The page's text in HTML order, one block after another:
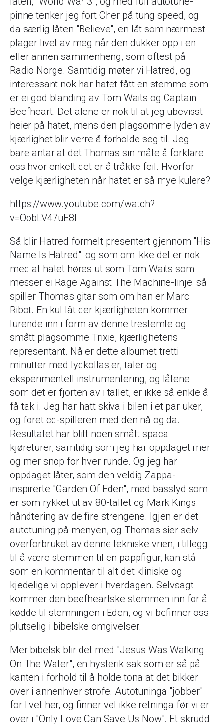
pinne tenker jeg fort Cher på tung speed, og
da særlig låten "Believe", en låt som nærmest
plager livet av meg når den dukker opp i en
eller annen sammenheng, som oftest på
Radio Norge. Samtidig møter vi Hatred, og
interessant nok har hatet fått en stemme som
er ei god blanding av Tom Waits og Captain
Beefheart. Det alene er nok til at jeg ubevisst
heier på hatet, mens den plagsomme lyden av
kjærlighet blir verre å forholde seg til. Jeg
bare antar at det Thomas sin måte å forklare
oss hvor enkelt det er å tråkke feil. Hvorfor
velge kjærligheten når hatet er så mye kulere?
https://www.youtube.com/watch?
v=OobLV47uE8I
Så blir Hatred formelt presentert gjennom "His
Name Is Hatred", og som om ikke det er nok
med at hatet høres ut som Tom Waits som
messer ei Rage Against The Machine-linje, så
spiller Thomas gitar som om han er Marc
Ribot. En kul låt der kjærligheten kommer
lurende inn i form av denne trestemte og
smått plagsomme Trixie, kjærlighetens
representant. Nå er dette albumet tretti
minutter med lydkollasjer, taler og
eksperimentell instrumentering, og låtene
som det er fjorten av i tallet, er ikke så enkle å
få tak i. Jeg har hatt skiva i bilen i et par uker,
og foret cd-spilleren med den nå og da.
Resultatet har blitt noen smått spaca
kjøreturer, samtidig som jeg har oppdaget mer
og mer snop for hver runde. Og jeg har
oppdaget låter, som den veldig Zappa-
inspirerte "Garden Of Eden", med basslyd som
er som rykket ut av 80-tallet og Mark Kings
håndtering av de fire strengene. Igjen er det
autotuning på menyen, og Thomas sier selv
overforbruket av denne tekniske vrien, i tillegg
til å være stemmen til en pappfigur, kan stå
som en kommentar til alt det kliniske og
kjedelige vi opplever i hverdagen. Selvsagt
kommer den beefheartske stemmen inn for å
kødde til stemningen i Eden, og vi befinner oss
plutselig i bibelske omgivelser.
Mer bibelsk blir det med "Jesus Was Walking
On The Water", en hysterik sak som er så på
kanten i forhold til å holde tona at det bikker
over i annenhver strofe. Autotuninga "jobber"
for livet her, og finner vel ikke retninga før vi er
over i "Only Love Can Save Us Now". Et skrudd